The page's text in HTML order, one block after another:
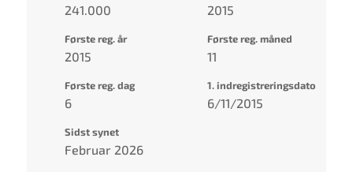
241.000 2015
Første reg. år
2015
Første reg. måned
11
Første reg. dag
6
1. indregistreringsdato
6/11/2015
Sidst synet
Februar 2026